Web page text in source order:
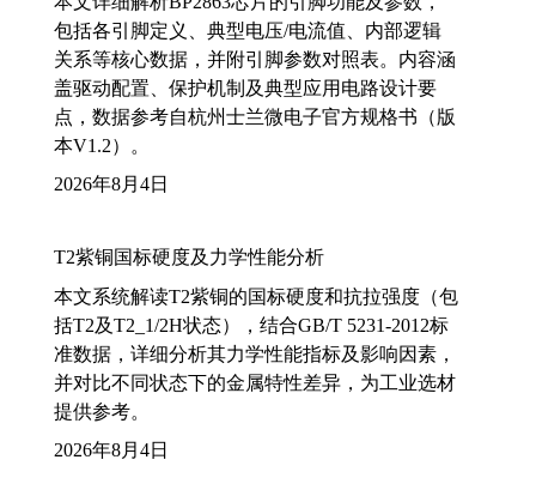
包括各引脚定义、典型电压/电流值、内部逻辑
关系等核心数据，并附引脚参数对照表。内容涵
盖驱动配置、保护机制及典型应用电路设计要
点，数据参考自杭州士兰微电子官方规格书（版
本V1.2）。
2026年8月4日
T2紫铜国标硬度及力学性能分析
本文系统解读T2紫铜的国标硬度和抗拉强度（包
括T2及T2_1/2H状态），结合GB/T 5231-2012标
准数据，详细分析其力学性能指标及影响因素，
并对比不同状态下的金属特性差异，为工业选材
提供参考。
2026年8月4日